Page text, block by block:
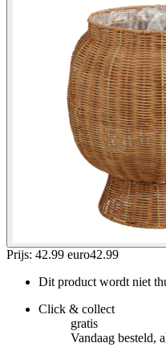
Prijs: 42.99 euro42.99
Dit product wordt niet
Click & collect
gratis
Vandaag besteld,